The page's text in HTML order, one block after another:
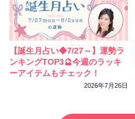
【誕生月占い◆7/27～】運勢ラ
ンキングTOP3🔮今週のラッキ
ーアイテムもチェック！
2026年7月26日